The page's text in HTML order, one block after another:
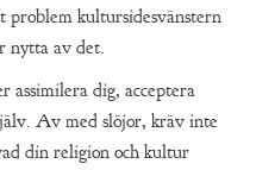
problem kultursidesvänstern
nytta av det.
dig, acceptera
Av med slöjor, kräv inte
din religion och kultur